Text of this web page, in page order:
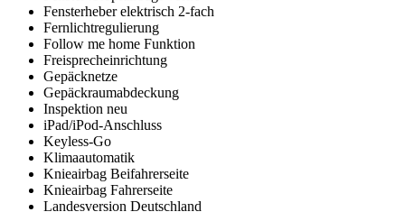
Fensterheber elektrisch 2-fach
Fernlichtregulierung
Follow me home Funktion
Freisprecheinrichtung
Gepäcknetze
Gepäckraumabdeckung
Inspektion neu
iPad/iPod-Anschluss
Keyless-Go
Klimaautomatik
Knieairbag Beifahrerseite
Knieairbag Fahrerseite
Landesversion Deutschland